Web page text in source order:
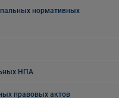
нормативных
НПА
правовых актов